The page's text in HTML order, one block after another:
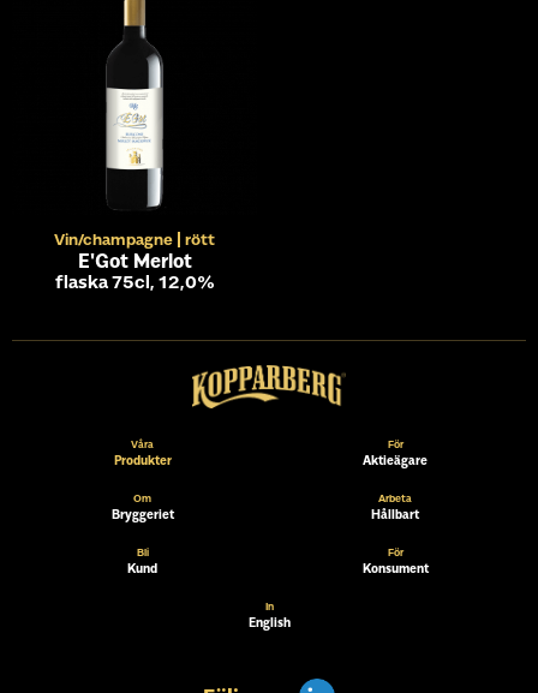
Vin/champagne rött
E'Got Merlot
flaska 75cl, 12,0%
Våra
Produkter
För
Aktieägare
Om
Bryggeriet
Arbeta
Hållbart
Bli
Kund
För
Konsument
In
English